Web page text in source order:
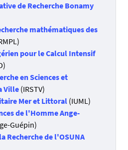
de Recherche Bonamy
mathématiques des
pour le Calcul Intensif
en Sciences et
Ville (IRSTV)
Mer et Littoral (IUML)
de l'Homme Ange-
Guépin)
Recherche de l'OSUNA